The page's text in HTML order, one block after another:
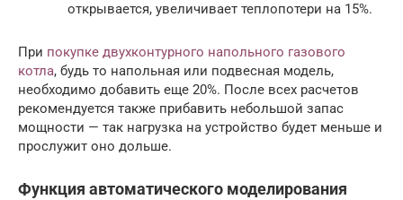
открывается, увеличивает теплопотери на 15%.
При покупке двухконтурного напольного газового
котла, будь то напольная или подвесная модель,
необходимо добавить еще 20%. После всех расчетов
рекомендуется также прибавить небольшой запас
мощности — так нагрузка на устройство будет меньше и
прослужит оно дольше.
Функция автоматического моделирования